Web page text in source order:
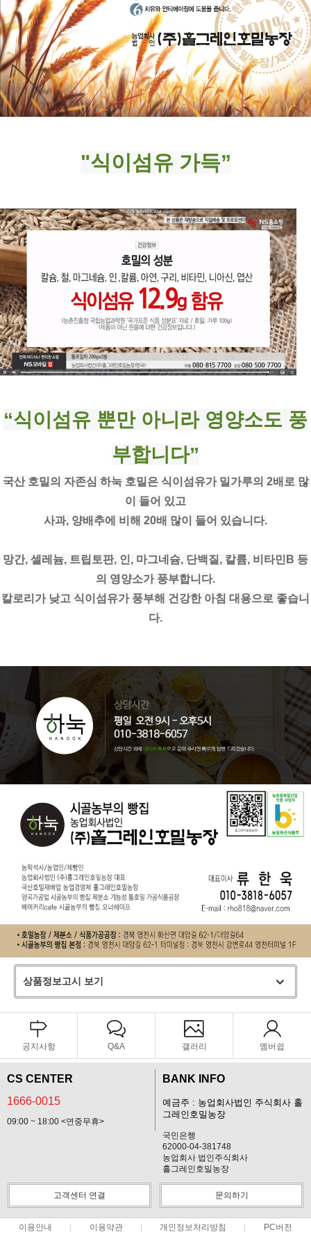
"식이섬유 가득”
“식이섬유 뿐만 아니라 영양소도 풍
부합니다”
국산 호밀의 자존심 하눅 호밀은 식이섬유가 밀가루의 2배로 많
이 들어 있고
사과, 양배추에 비해 20배 많이 들어 있습니다.
망간, 셀레늄, 트립토판, 인, 마그네슘, 단백질, 칼륨, 비타민B 등
의 영양소가 풍부합니다.
칼로리가 낮고 식이섬유가 풍부해 건강한 아침 대용으로 좋습니
다.
상품정보고시 보기
공지사항 Q&A 갤러리 멤버쉽
CS CENTER
1666-0015
09:00 ~ 18:00 <연중무휴>
BANK INFO
예금주 : 농업회사법인 주식회사 홀
그레인호밀농장
국민은행
62000-04-381748
농업회사 법인주식회사
홀그레인호밀농장
고객센터 연결 문의하기
이용안내 이용약관 개인정보처리방침 PC버전